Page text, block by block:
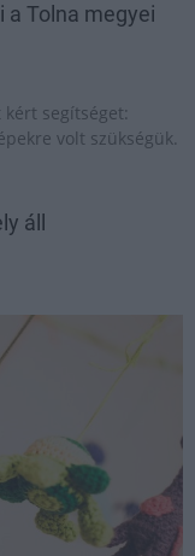
a Tolna megyei
segítséget:
volt szükségük.
áll